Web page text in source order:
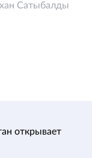
Сатыбалды
открывает